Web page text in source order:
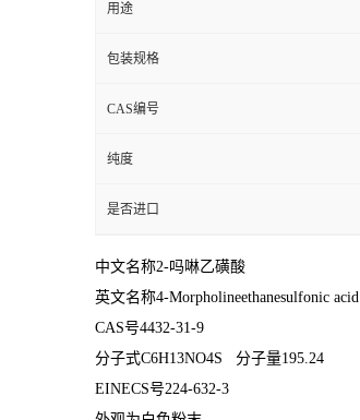
用途
包装规格
CAS编号
纯度
是否进口
中文名称2-吗啉乙磺酸
英文名称4-Morpholineethanesulfonic acid
CAS号4432-31-9
分子式C6H13NO4S 分子量195.24
EINECS号224-632-3